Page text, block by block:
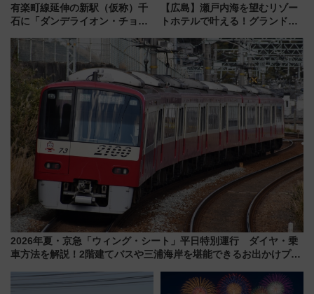
有楽町線延伸の新駅（仮称）千
石に「ダンデライオン・チョコ
1億円出資で挑む新時代のまちづ
くりとは？
【広島】瀬戸内海を望むリゾー
トホテルで叶える！グランドプ
ディング＆カジュアルパーティ
ープラン
2026年夏・京急「ウィング・シート」平日特別運行 ダイヤ・乗
車方法を解説！2階建てバスや三浦海岸を堪能できるお出かけプラ